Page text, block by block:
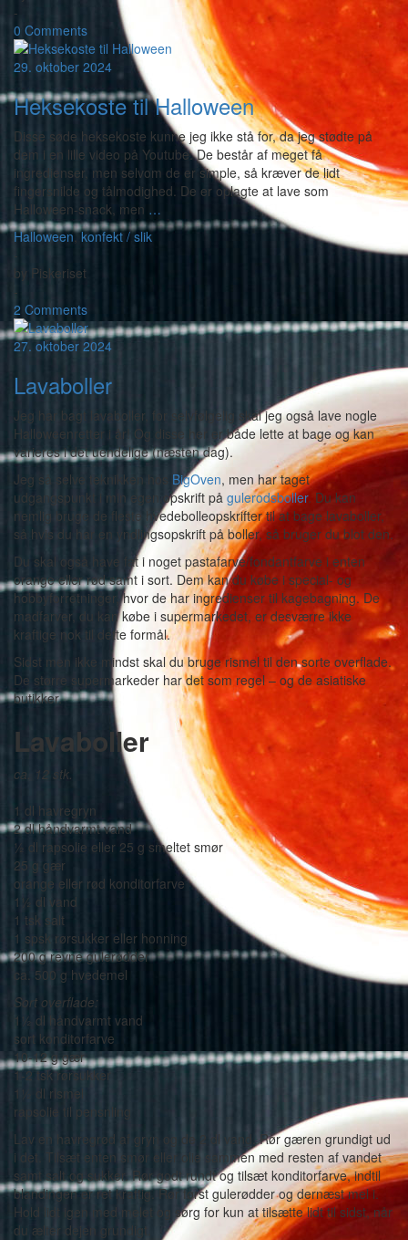
-
0 Comments
29. oktober 2024
Heksekoste til Halloween
Disse søde heksekoste kunne jeg ikke stå for, da jeg stødte på
dem i en lille video på Youtube. De består af meget få
ingredienser, men selvom de er simple, så kræver de lidt
fingersnilde og tålmodighed. De er oplagte at lave som
Halloween-snack, men …
Halloween,konfekt / slik
-
by Piskeriset
-
2 Comments
27. oktober 2024
Lavaboller
Jeg har bagt lavaboller, for selvfølgelig skal jeg også lave nogle
Halloweenretter i år! Og disse her er både lette at bage og kan
varieres i det uendelige (næsten dag).
Jeg så selve teknikken hos BigOven, men har taget
udgangspunkt i min egen opskrift på gulerodsboller. Du kan
nemlig bruge de fleste hvedebolleopskrifter til at bage lavaboller,
så hvis du har en yndlingsopskrift på boller, så bruger du blot den.
Du skal også have fat i noget pastafarve/fondantfarve i enten
orange eller rød samt i sort. Dem kan du købe i special- og
hobbyforretninger, hvor de har ingredienser til kagebagning. De
madfarver, du kan købe i supermarkedet, er desværre ikke
kraftige nok til dette formål.
Sidst men ikke mindst skal du bruge rismel til den sorte overflade.
De større supermarkeder har det som regel – og de asiatiske
butikker.
Lavaboller
ca. 12 stk.
1 dl havregryn
2 dl håndvarmt vand
½ dl rapsolie eller 25 g smeltet smør
25 g gær
orange eller rød konditorfarve
1½ dl vand
1 tsk salt
1 spsk rørsukker eller honning
200 g revne gulerødder
ca. 500 g hvedemel
Sort overflade:
1½ dl håndvarmt vand
sort konditorfarve
10-12 g gær
1-2 tsk rørsukker
1½ dl rismel
rapsolie til pensnling
Lav en havregrød af gryn og de 2 dl vand. Rør gæren grundigt ud
i det. Tilsæt enten smør eller olie sammen med resten af vandet
samt salt og sukker. Rør godt rundt og tilsæt konditorfarve, indtil
blandingen er ret kraftig. Rør først gulerødder og dernæst mel i.
Hold lidt igen med melet og sørg for kun at tilsætte lidt til sidst, når
du ælter dejen grundigt.